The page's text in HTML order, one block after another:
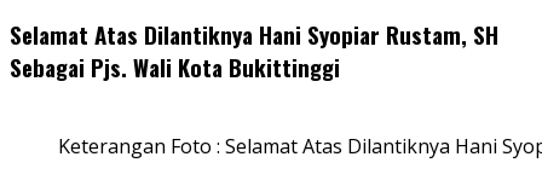
Selamat Atas Dilantiknya Hani Syopiar Rustam, SH
Sebagai Pjs. Wali Kota Bukittinggi
Keterangan Foto : Selamat Atas Dilantiknya Hani